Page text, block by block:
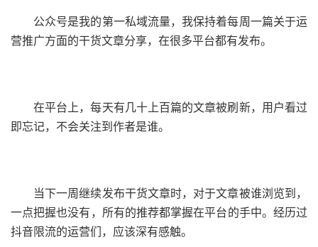
公众号是我的第一私域流量，我保持着每周一篇关于运
营推广方面的干货文章分享，在很多平台都有发布。
在平台上，每天有几十上百篇的文章被刷新，用户看过
即忘记，不会关注到作者是谁。
当下一周继续发布干货文章时，对于文章被谁浏览到，
一点把握也没有，所有的推荐都掌握在平台的手中。经历过
抖音限流的运营们，应该深有感触。